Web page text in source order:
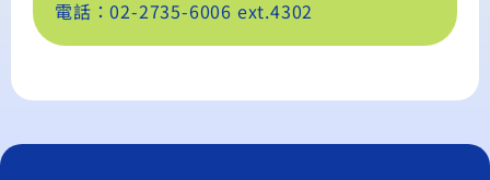
電話：02-2735-6006 ext.4302